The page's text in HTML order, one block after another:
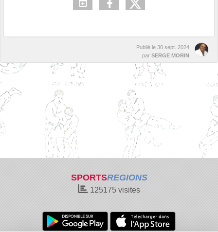
Publié le 30 sept. 2024
par SERGE MORIN
SPORTSREGIONS
125175 visites